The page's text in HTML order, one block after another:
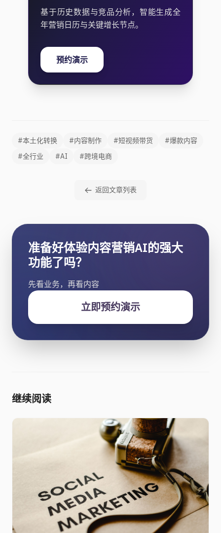
基于历史数据与竞品分析，智能生成全
年营销日历与关键增长节点。
预约演示
#本土化转换 #内容制作 #短视频带货
#爆款内容
#全行业
#AI #跨境电商
返回文章列表
准备好体验内容营销AI的强大
功能了吗？
先看业务，再看内容
立即预约演示
继续阅读